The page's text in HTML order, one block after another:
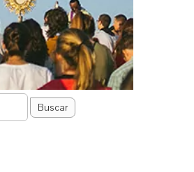
Buscar